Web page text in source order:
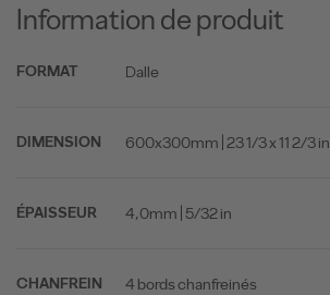
Information de produit
FORMAT Dalle
DIMENSION 600x300mm | 23 1/3 x 11 2/3 in
ÉPAISSEUR 4,0mm | 5/32 in
CHANFREIN 4 bords chanfreinés